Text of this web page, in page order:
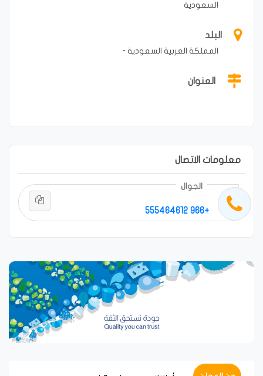
السعودية
البلد
المملكة العربية السعودية -
العنوان
معلومات الاتصال
+966 555464612
الجوال